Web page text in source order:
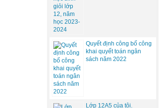
Quyết định công bố công
khai quyết toán ngân
sách năm 2022
Lớp 12A5 của tôi.